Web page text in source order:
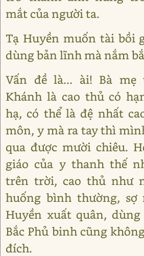
mắt của người ta.
Tạ Huyền muốn tài bồi
dùng bản lĩnh mà nắm
Vấn đề là... ài! Bà mẹ
Khánh là cao thủ có
hạ, có thể là đệ nhất
môn, y mà ra tay thì
qua được mười chiêu.
giáo của y thanh thế
trên trời, cao thủ như
huống bình thường, sợ
Huyền xuất quân,
Bắc Phủ binh cũng
đích.